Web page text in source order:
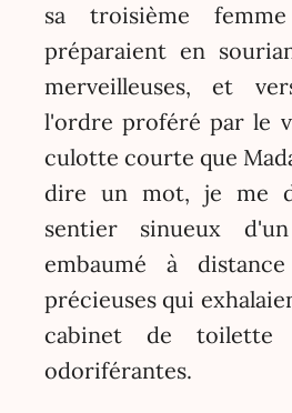
sa troisième
préparaient en
merveilleuses, et
l'ordre proféré par le
culotte courte que
dire un mot, je me
sentier sinueux
embaumé à
précieuses qui
cabinet de toilette
odoriférantes.